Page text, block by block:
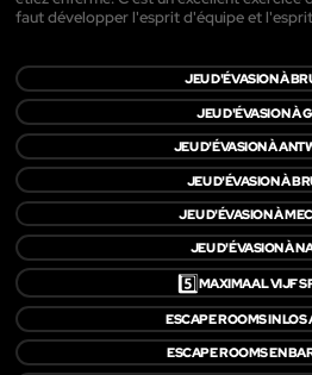
faut développer l'esprit d'équipe et
JEU D'ÉVASION À
JEU D'ÉVASION À
JEU D'ÉVASION À
JEU D'ÉVASION À
JEU D'ÉVASION À
JEU D'ÉVASION À
5️⃣MAXIMAAL VIJF
ESCAPE ROOMS IN LOS
ESCAPE ROOMS EN